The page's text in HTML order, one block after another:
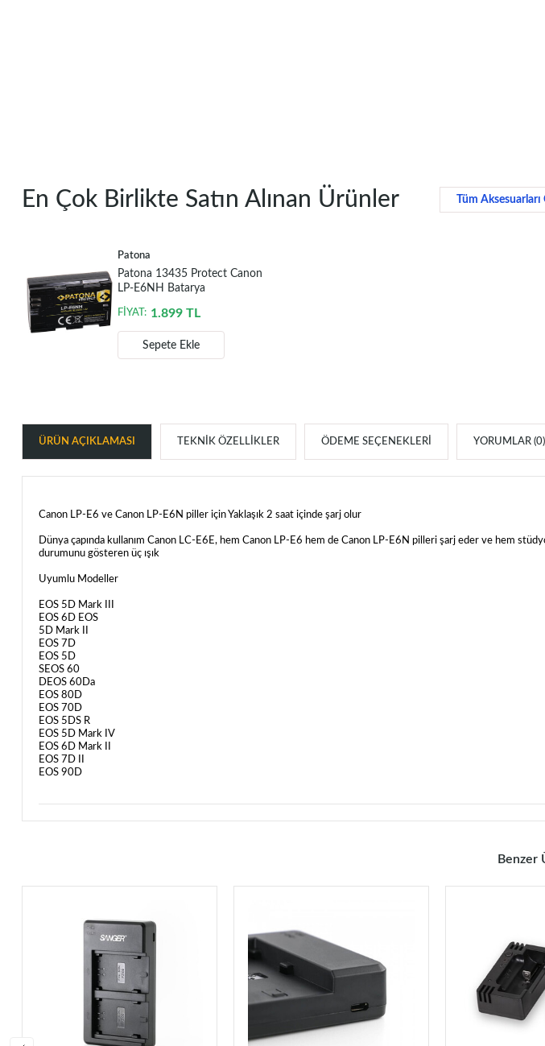
En Çok Birlikte Satın Alınan Ürünler Tüm Aksesuarları
Patona
Patona 13435 Protect Canon
LP-E6NH Batarya
FİYAT: 1.899 TL
Sepete Ekle
ÜRÜN AÇIKLAMASI TEKNIK ÖZELLIKLER ÖDEME SEÇENEKLERI YORUMLAR (0)
Canon LP-E6 ve Canon LP-E6N piller için Yaklaşık 2 saat içinde şarj olur
Dünya çapında kullanım Canon LC-E6E, hem Canon LP-E6 hem de Canon LP-E6N pilleri şarj eder ve hem
durumunu gösteren üç ışık
Uyumlu Modeller
EOS 5D Mark III
EOS 6D EOS
5D Mark II
EOS 7D
EOS 5D
SEOS 60
DEOS 60Da
EOS 80D
EOS 70D
EOS 5DS R
EOS 5D Mark IV
EOS 6D Mark II
EOS 7D II
EOS 90D
Benzer